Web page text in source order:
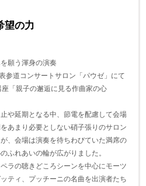
望の力
願う渾身の演奏
参道コンサートサロン「パウゼ」にて
「親子の邂逅に見る作曲家の心
や延期となる中、節電を配慮して会場
あまり必要としない硝子張りのサロン
、会場は演奏を待ちわびていた満席の
ふれあいの輪が広がりました。
ラの聴きどころシーンを中心にモーツ
ティ、プッチーニの名曲を出演者たち